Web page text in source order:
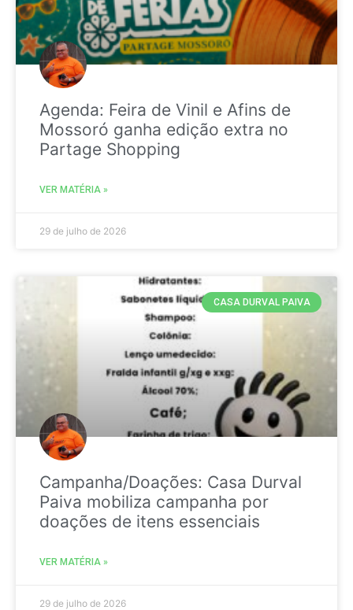
Agenda: Feira de Vinil e Afins de
Mossoró ganha edição extra no
Partage Shopping
VER MATÉRIA »
29 de julho de 2026
CASA DURVAL PAIVA
Campanha/Doações: Casa Durval
Paiva mobiliza campanha por
doações de itens essenciais
VER MATÉRIA »
29 de julho de 2026